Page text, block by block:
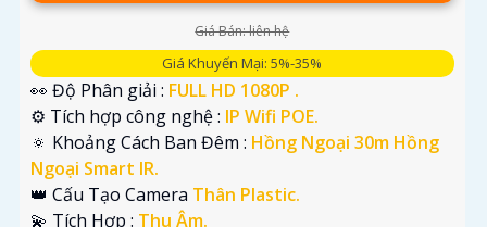
Giá Bán: liên hệ
Giá Khuyến Mại: 5%-35%
👀 Độ Phân giải : FULL HD 1080P .
⚙ Tích hợp công nghệ : IP Wifi POE.
🔅 Khoảng Cách Ban Đêm : Hồng Ngoại 30m Hồng
Ngoại Smart IR.
👑 Cấu Tạo Camera Thân Plastic.
️💫 Tích Hợp : Thu Âm.